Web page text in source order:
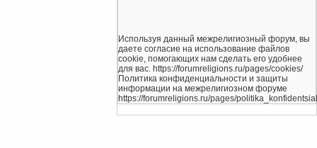
Используя данный межрелигиозный форум, вы
даете согласие на использование файлов
cookie, помогающих нам сделать его удобнее
для вас. https://forumreligions.ru/pages/cookies/
Политика конфиденциальности и защиты
информации на межрелигиозном форуме
https://forumreligions.ru/pages/